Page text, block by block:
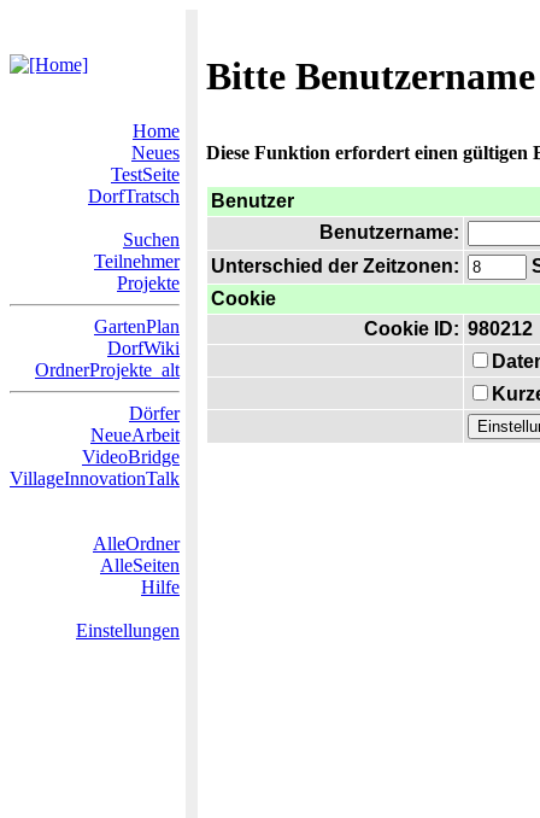
Bitte
Home
Neues
TestSeite
DorfTratsch
Suchen
Teilnehmer
Projekte
GartenPlan
DorfWiki
OrdnerProjekte_alt
Dörfer
NeueArbeit
VideoBridge
VillageInnovationTalk
AlleOrdner
AlleSeiten
Hilfe
Einstellungen
Diese Funktion erfordert einen gültigen
Benutzer
Benutzername:
Unterschied der Zeitzonen:
Cookie
Cookie ID: 980212